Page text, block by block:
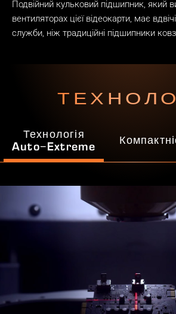
Подвійний кульковий підшипник, який
вентиляторах цієї відеокарти, має
служби, ніж традиційні підшипники
Технологія
Auto−Extreme